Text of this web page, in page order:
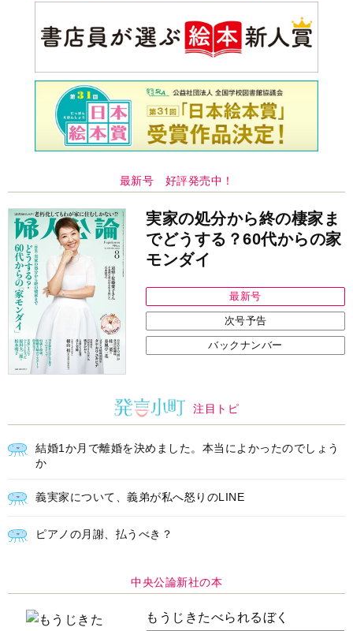
最新号 好評発売中！
実家の処分から終の棲家ま
でどうする？60代からの家
モンダイ
最新号
次号予告
バックナンバー
注目トピ
結婚1か月で離婚を決めました。本当によかったのでしょう
か
義実家について、義弟が私へ怒りのLINE
ピアノの月謝、払うべき？
中央公論新社の本
もうじきたべられるぼく